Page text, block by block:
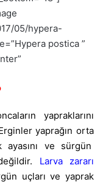
05/hypera-
postica ”
yapraklarını
yaprağın orta
ayasını ve sürgün
Larva zararı
uçları ve yaprak